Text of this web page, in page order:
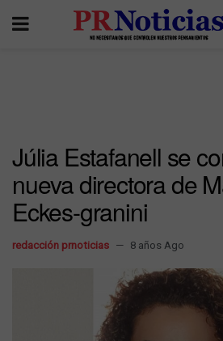
Júlia Estafanell se
nueva directora de
Eckes-granini
redacción prnoticias 8 años Ago